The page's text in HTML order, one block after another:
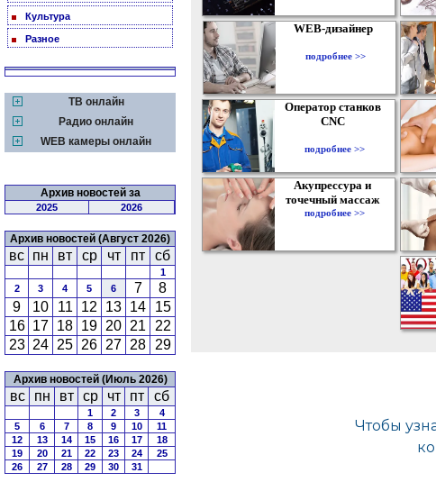
Культура
Разное
ТВ онлайн
Радио онлайн
WEB камеры онлайн
Архив новостей за
2025 2026
Архив новостей (Август 2026)
вс пн вт ср чт пт сб
1
2
3 4 5 6 7
8
9
10 11 12 13 14
15
16 17 18 19 20 21
22
23 24 25 26 27 28 29
Архив новостей (Июль 2026)
вс пн вт ср чт пт сб
1 2 3
4
5
6 7 8 9 10
11
12
13 14 15 16 17
18
19
20 21 22 23 24
25
26
27 28 29 30 31
WEB-дизайнер
подробнее >>
Оператор станков
CNC
подробнее >>
Акупрессура и
точечный массаж
подробнее >>